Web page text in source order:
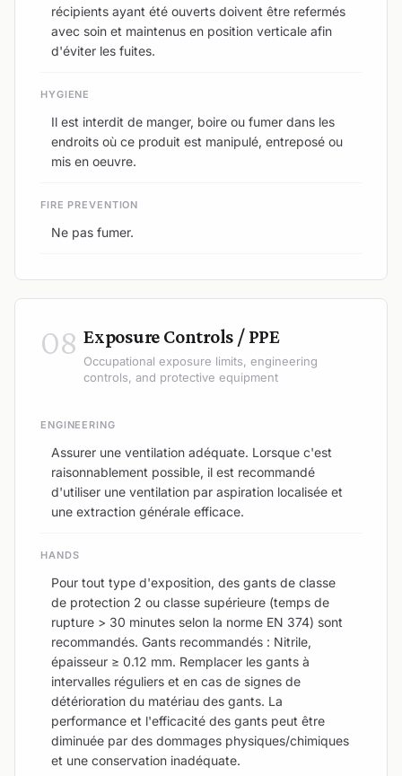
récipients ayant été ouverts doivent être refermés
avec soin et maintenus en position verticale afin
d'éviter les fuites.
HYGIENE
Il est interdit de manger, boire ou fumer dans les
endroits où ce produit est manipulé, entreposé ou
mis en oeuvre.
FIRE PREVENTION
Ne pas fumer.
08 Exposure Controls / PPE
Occupational exposure limits, engineering
controls, and protective equipment
ENGINEERING
Assurer une ventilation adéquate. Lorsque c'est
raisonnablement possible, il est recommandé
d'utiliser une ventilation par aspiration localisée et
une extraction générale efficace.
HANDS
Pour tout type d'exposition, des gants de classe
de protection 2 ou classe supérieure (temps de
rupture > 30 minutes selon la norme EN 374) sont
recommandés. Gants recommandés : Nitrile,
épaisseur ≥ 0.12 mm. Remplacer les gants à
intervalles réguliers et en cas de signes de
détérioration du matériau des gants. La
performance et l'efficacité des gants peut être
diminuée par des dommages physiques/chimiques
et une conservation inadéquate.